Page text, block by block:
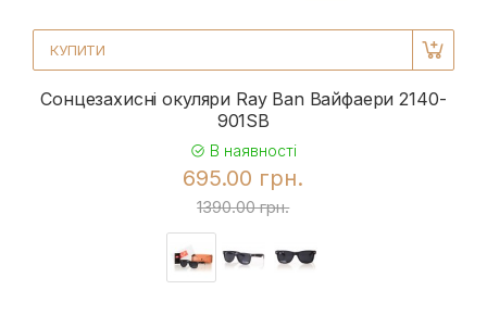
КУПИТИ
Сонцезахисні окуляри Ray Ban Вайфаери 2140-
901SB
В наявності
695.00 грн.
1390.00 грн.